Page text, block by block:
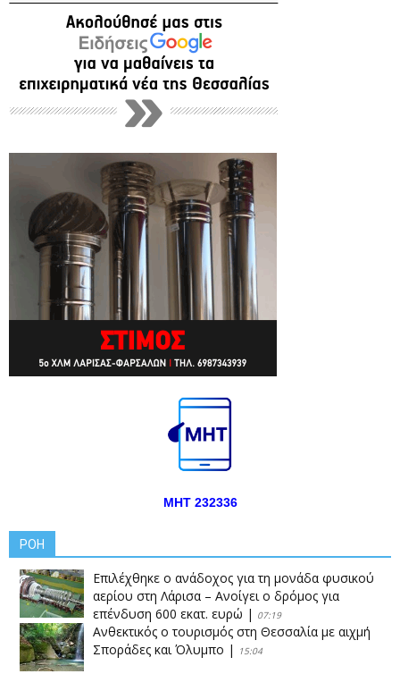
ΜΗΤ 232336
ΡΟΗ
Επιλέχθηκε ο ανάδοχος για τη μονάδα φυσικού
αερίου στη Λάρισα – Ανοίγει ο δρόμος για
επένδυση 600 εκατ. ευρώ | 07:19
Ανθεκτικός ο τουρισμός στη Θεσσαλία με αιχμή
Σποράδες και Όλυμπο | 15:04